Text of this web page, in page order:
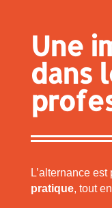
Une
dans
L’alternance est
pratique, tout